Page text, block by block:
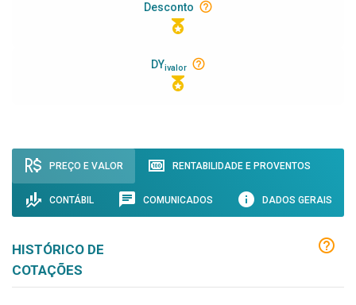
Desconto
DYivalor
PREÇO E VALOR RENTABILIDADE E PROVENTOS
CONTÁBIL COMUNICADOS DADOS GERAIS
HISTÓRICO DE
COTAÇÕES